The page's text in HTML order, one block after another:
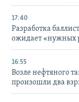
17:40
Разработка
ожидает «нужных
16:55
Возле нефтяного
произошли два